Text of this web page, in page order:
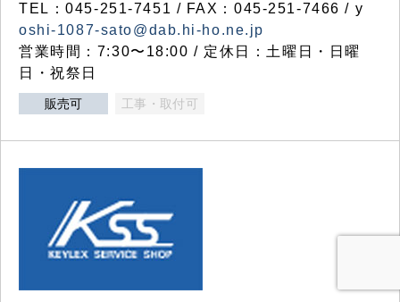
TEL：045-251-7451 / FAX：045-251-7466 / y
oshi-1087-sato@dab.hi-ho.ne.jp
営業時間：7:30〜18:00 / 定休日：土曜日・日曜
日・祝祭日
販売可 工事・取付可